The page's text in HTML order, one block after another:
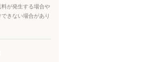
が発生する場合や
きない場合があり